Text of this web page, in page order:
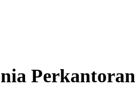
Perkantoran